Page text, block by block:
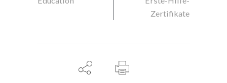
Zertifikate